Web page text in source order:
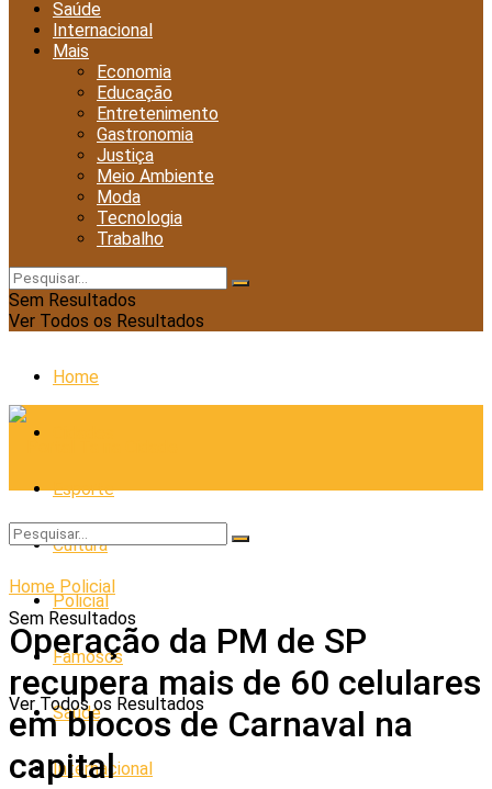
Saúde
Internacional
Mais
Economia
Educação
Entretenimento
Gastronomia
Justiça
Meio Ambiente
Moda
Tecnologia
Trabalho
Sem Resultados
Ver Todos os Resultados
Home
Esporte
Cultura
Policial
Famosos
Saúde
Internacional
Sem Resultados
Ver Todos os Resultados
Home Policial
Operação da PM de SP
recupera mais de 60 celulares
em blocos de Carnaval na
capital